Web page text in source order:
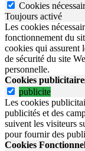
Cookies
Toujours activé
Les cookies
fonctionnement du
cookies qui assurent
de sécurité du site
personnelle.
Cookies
publicite
Les cookies
publicités et des
suivent les visiteurs
pour fournir des
Cookies